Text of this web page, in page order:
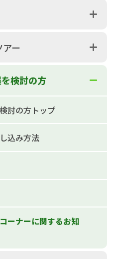
ー
検討の方
討の方トップ
込み方法
ーナーに関するお知